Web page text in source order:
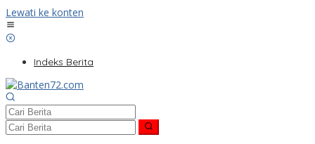
Lewati ke konten
Indeks Berita